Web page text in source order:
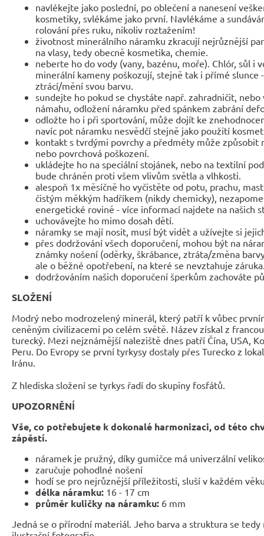
navlékejte jako poslední, po oblečení a nanesení
kosmetiky, svlékáme jako první. Navlékáme a
rolování přes ruku, nikoliv roztažením!
životnost minerálního náramku zkracují nejrůznější
na vlasy, tedy obecně kosmetika, chemie.
neberte ho do vody (vany, bazénu, moře). Chlór, sůl i
minerální kameny poškozují, stejně tak i přímé slunce
ztrácí/mění svou barvu.
sundejte ho pokud se chystáte např. zahradničit,
námahu, odložení náramku před spánkem zabrání
odložte ho i při sportování, může dojít ke
navíc pot náramku nesvědčí stejně jako použití
kontakt s tvrdými povrchy a předměty může způsobit
nebo povrchová poškození.
ukládejte ho na speciální stojánek, nebo na textilní
bude chráněn proti všem vlivům světla a vlhkosti.
alespoň 1x měsíčně ho vyčistěte od potu, prachu,
čistým měkkým hadříkem (nikdy chemicky),
energetické rovině - více informací najdete na našich
uchovávejte ho mimo dosah dětí.
náramky se mají nosit, musí být vidět a užívejte si
přes dodržování všech doporučení, mohou být na
známky nošení (oděrky, škrábance, ztráta/změna
ale o běžné opotřebení, na které se nevztahuje
dodržováním našich doporučení šperkům zachováte
SLOŽENÍ
Modrý nebo modrozelený minerál, který patří k vůbec
ceněným civilizacemi po celém světě. Název získal z
turecký. Mezi nejznámější naleziště dnes patří Čína, USA,
Peru. Do Evropy se první tyrkysy dostaly přes Turecko z
Iránu.
Z hlediska složení se tyrkys řadí do skupiny fosfátů.
UPOZORNĚNÍ
Vše, co potřebujete k dokonalé harmonizaci, od této
zápěstí.
náramek je pružný, díky gumičce má univerzální
zaručuje pohodlné nošení
hodí se pro nejrůznější příležitosti, sluší v každém
délka náramku: 16 - 17 cm
průměr kuličky na náramku: 6 mm
Jedná se o přírodní materiál. Jeho barva a struktura se